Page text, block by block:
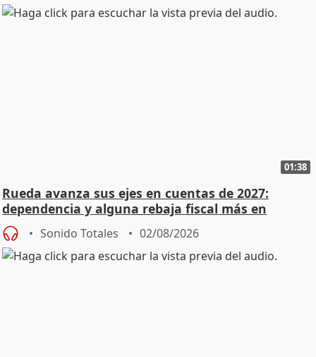
01:38
Rueda avanza sus ejes en cuentas de 2027:
dependencia y alguna rebaja fiscal más en
vivienda
Sonido Totales 02/08/2026